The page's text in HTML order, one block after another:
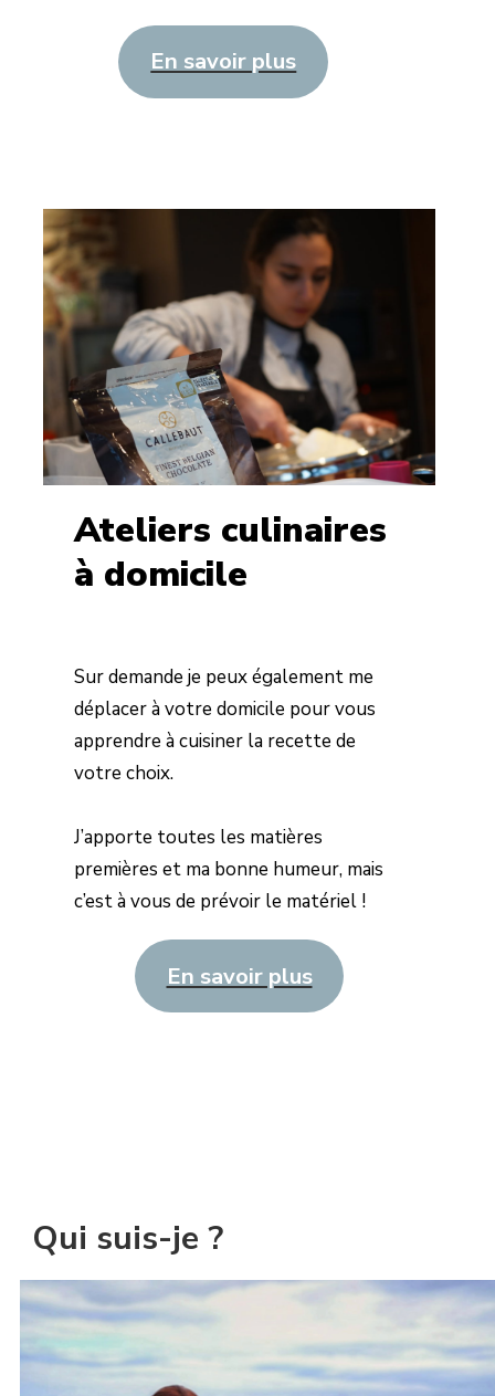
En savoir plus
Ateliers culinaires
à domicile
Sur demande je peux également me
déplacer à votre domicile pour vous
apprendre à cuisiner la recette de
votre choix.
J’apporte toutes les matières
premières et ma bonne humeur, mais
c’est à vous de prévoir le matériel !
En savoir plus
Qui suis-je ?